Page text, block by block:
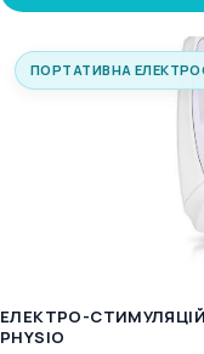
ПОРТАТИВНА
ЕЛЕКТРО-
PHYSIO